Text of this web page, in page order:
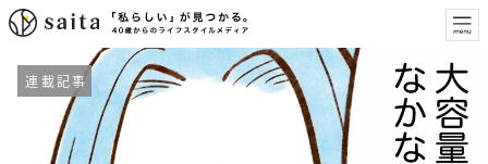
連載記事